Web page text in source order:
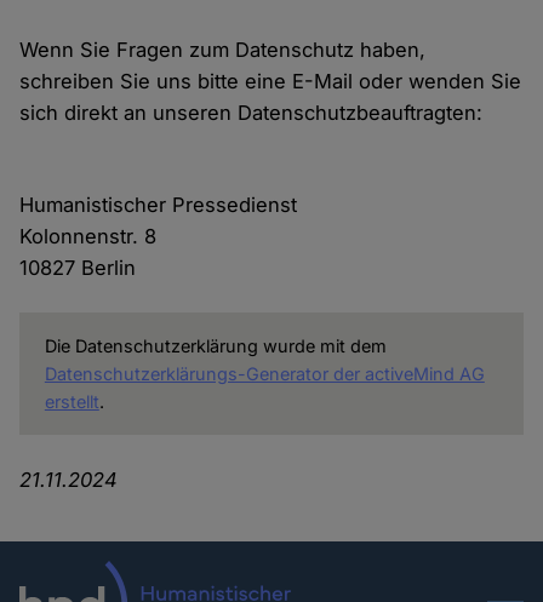
Wenn Sie Fragen zum Datenschutz haben,
schreiben Sie uns bitte eine E-Mail oder wenden Sie
sich direkt an unseren Datenschutzbeauftragten:
Humanistischer Pressedienst
Kolonnenstr. 8
10827 Berlin
Die Datenschutzerklärung wurde mit dem
Datenschutzerklärungs-Generator der activeMind AG
erstellt.
21.11.2024